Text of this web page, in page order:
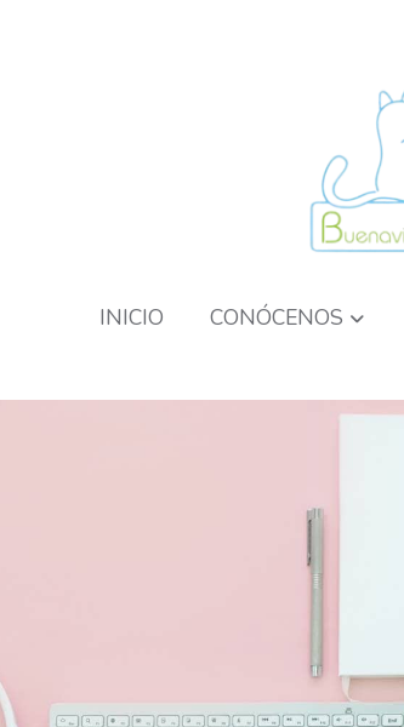
INICIO CONÓCENOS